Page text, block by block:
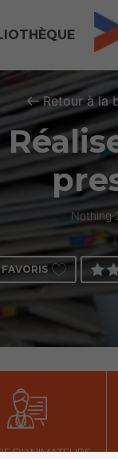
Retour à la
Nothing
D'ANIMATEURS